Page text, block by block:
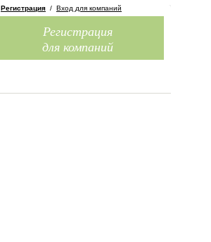
Регистрация / Вход для компаний
Регистрация
для компаний